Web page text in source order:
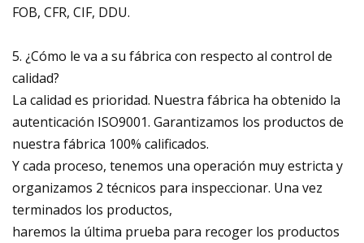
FOB, CFR, CIF, DDU.
5. ¿Cómo le va a su fábrica con respecto al control de
calidad?
La calidad es prioridad. Nuestra fábrica ha obtenido la
autenticación ISO9001. Garantizamos los productos de
nuestra fábrica 100% calificados.
Y cada proceso, tenemos una operación muy estricta y
organizamos 2 técnicos para inspeccionar. Una vez
terminados los productos,
haremos la última prueba para recoger los productos